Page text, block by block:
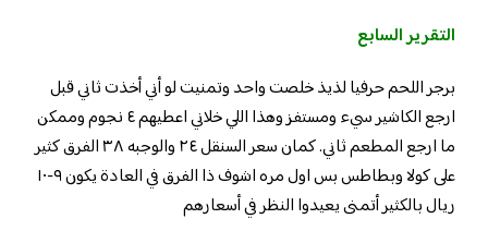
التقرير السابع
برجر اللحم حرفيا لذيذ خلصت واحد وتمنيت لو أني أخذت ثاني قبل
ارجع الكاشير سيء ومستفز وهذا اللي خلاني اعطيهم ٤ نجوم وممكن
ما ارجع المطعم ثاني. كمان سعر السنقل ٢٤ والوجبه ٣٨ الفرق كثير
على كولا وبطاطس بس اول مره اشوف ذا الفرق في العادة يكون ٩-١٠
ريال بالكثير أتمنى يعيدوا النظر في أسعارهم